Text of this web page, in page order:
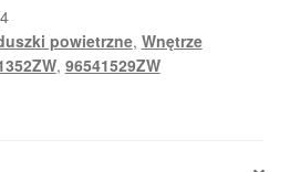
powietrzne, Wnętrze
, 96541529ZW